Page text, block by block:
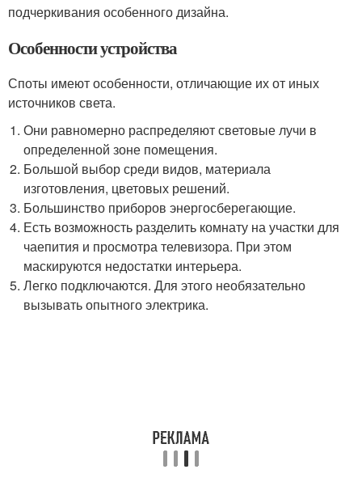
подчеркивания особенного дизайна.
Особенности устройства
Споты имеют особенности, отличающие их от иных
источников света.
Они равномерно распределяют световые лучи в
определенной зоне помещения.
Большой выбор среди видов, материала
изготовления, цветовых решений.
Большинство приборов энергосберегающие.
Есть возможность разделить комнату на участки для
чаепития и просмотра телевизора. При этом
маскируются недостатки интерьера.
Легко подключаются. Для этого необязательно
вызывать опытного электрика.